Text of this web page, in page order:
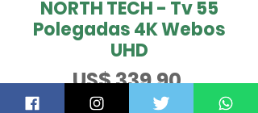
NORTH TECH - Tv 55
Polegadas 4K Webos
UHD
US$ 339,90Preço